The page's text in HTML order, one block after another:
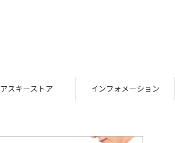
アスキーストア インフォメーション